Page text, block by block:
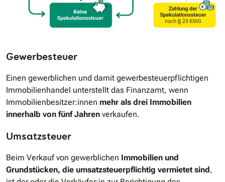
Gewerbesteuer
Einen gewerblichen und damit gewerbesteuerpflichtigen
Immobilienhandel unterstellt das Finanzamt, wenn
Immobilienbesitzer:innen mehr als drei Immobilien
innerhalb von fünf Jahren verkaufen.
Umsatzsteuer
Beim Verkauf von gewerblichen Immobilien und
Grundstücken, die umsatzsteuerpflichtig vermietet sind,